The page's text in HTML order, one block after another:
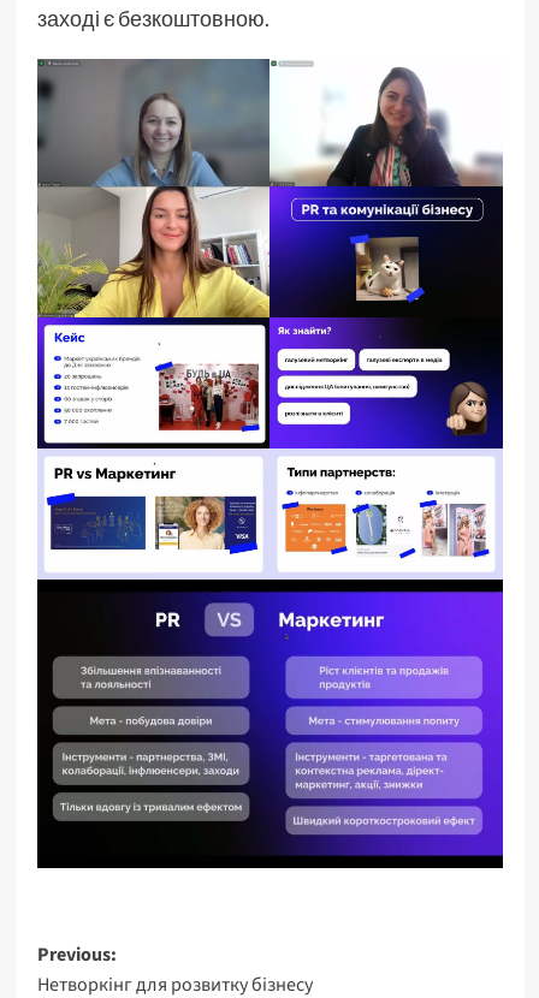
заході є безкоштовною.
Post
Previous:
Нетворкінг для розвитку бізнесу